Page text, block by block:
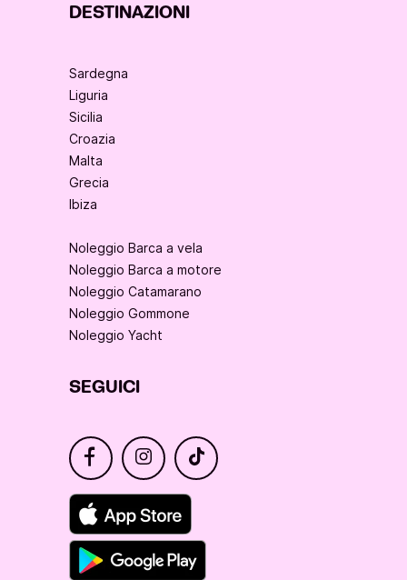
DESTINAZIONI
Sardegna
Liguria
Sicilia
Croazia
Malta
Grecia
Ibiza
Noleggio Barca a vela
Noleggio Barca a motore
Noleggio Catamarano
Noleggio Gommone
Noleggio Yacht
SEGUICI